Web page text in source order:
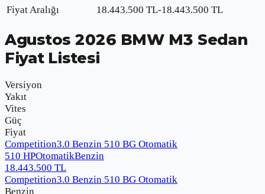
Fiyat Aralığı 18.443.500 TL-18.443.500 TL
Agustos 2026 BMW M3 Sedan
Fiyat Listesi
Versiyon
Yakıt
Vites
Güç
Fiyat
Competition3.0 Benzin 510 BG Otomatik
510 HPOtomatikBenzin
18.443.500 TL
Competition3.0 Benzin 510 BG Otomatik
Benzin